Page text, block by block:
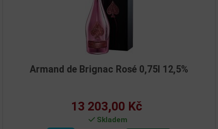
Armand de Brignac Rosé 0,75l 12,5%
13 203,00 Kč
Skladem